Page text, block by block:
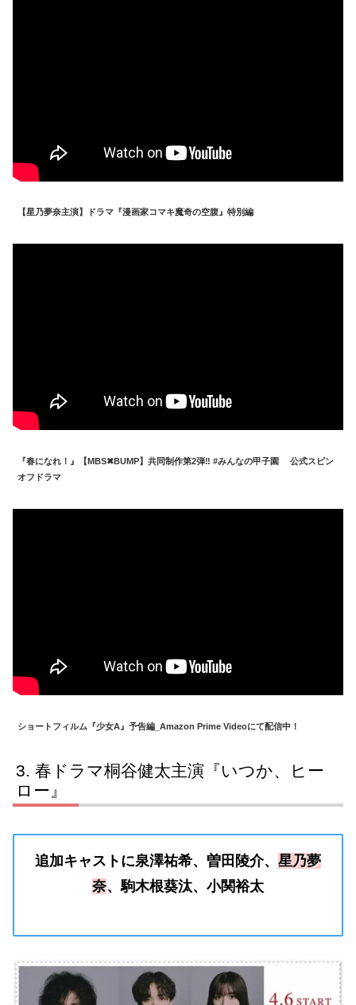
【星乃夢奈主演】ドラマ『漫画家コマキ魔奇の空腹』特別編
『春になれ！』【MBS✖BUMP】共同制作第2弾‼️ #みんなの甲子園 公式スピン
オフドラマ
ショートフィルム『少女A』予告編_Amazon Prime Videoにて配信中！
春ドラマ桐谷健太主演『いつか、ヒー
ロー』
追加キャストに泉澤祐希、曽田陵介、 星乃夢
奈、駒木根葵汰、小関裕太